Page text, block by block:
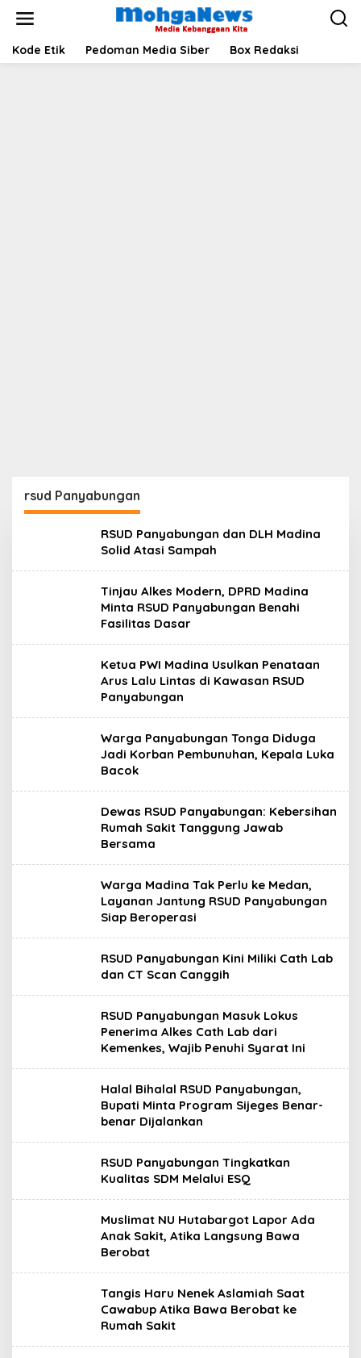
Kode Etik Pedoman Media Siber Box Redaksi
rsud Panyabungan
RSUD Panyabungan dan DLH Madina
Solid Atasi Sampah
Tinjau Alkes Modern, DPRD Madina
Minta RSUD Panyabungan Benahi
Fasilitas Dasar
Ketua PWI Madina Usulkan Penataan
Arus Lalu Lintas di Kawasan RSUD
Panyabungan
Warga Panyabungan Tonga Diduga
Jadi Korban Pembunuhan, Kepala Luka
Bacok
Dewas RSUD Panyabungan: Kebersihan
Rumah Sakit Tanggung Jawab
Bersama
Warga Madina Tak Perlu ke Medan,
Layanan Jantung RSUD Panyabungan
Siap Beroperasi
RSUD Panyabungan Kini Miliki Cath Lab
dan CT Scan Canggih
RSUD Panyabungan Masuk Lokus
Penerima Alkes Cath Lab dari
Kemenkes, Wajib Penuhi Syarat Ini
Halal Bihalal RSUD Panyabungan,
Bupati Minta Program Sijeges Benar-
benar Dijalankan
RSUD Panyabungan Tingkatkan
Kualitas SDM Melalui ESQ
Muslimat NU Hutabargot Lapor Ada
Anak Sakit, Atika Langsung Bawa
Berobat
Tangis Haru Nenek Aslamiah Saat
Cawabup Atika Bawa Berobat ke
Rumah Sakit